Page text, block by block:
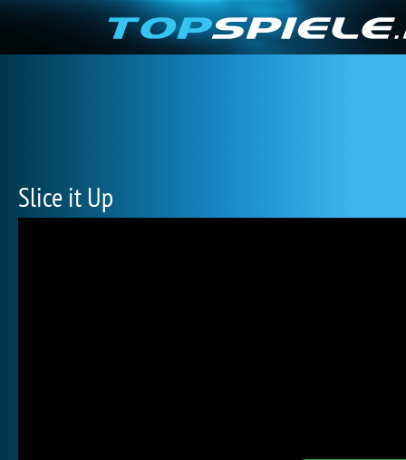
Slice it Up